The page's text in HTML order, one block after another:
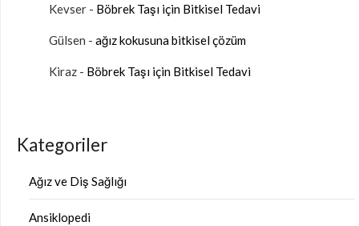
Kevser - Böbrek Taşı için Bitkisel Tedavi
Gülsen - ağız kokusuna bitkisel çözüm
Kiraz - Böbrek Taşı için Bitkisel Tedavi
Kategoriler
Ağız ve Diş Sağlığı
Ansiklopedi